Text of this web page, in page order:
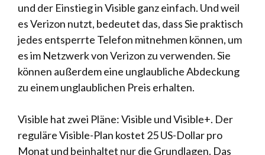
und der Einstieg in Visible ganz einfach. Und weil
es Verizon nutzt, bedeutet das, dass Sie praktisch
jedes entsperrte Telefon mitnehmen können, um
es im Netzwerk von Verizon zu verwenden. Sie
können außerdem eine unglaubliche Abdeckung
zu einem unglaublichen Preis erhalten.
Visible hat zwei Pläne: Visible und Visible+. Der
reguläre Visible-Plan kostet 25 US-Dollar pro
Monat und beinhaltet nur die Grundlagen. Das